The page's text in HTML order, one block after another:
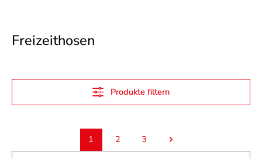
Freizeithosen
Produkte filtern
Seite
1 Seite
2 Seite
3